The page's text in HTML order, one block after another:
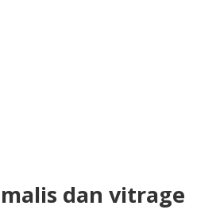
dan vitrage